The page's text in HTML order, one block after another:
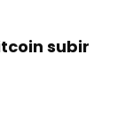
subir